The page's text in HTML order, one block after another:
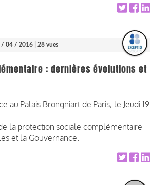
/ 04 / 2016 | 28 vues
: dernières évolutions et
au Palais Brongniart de Paris, le Jeudi 19
la protection sociale complémentaire
et la Gouvernance.